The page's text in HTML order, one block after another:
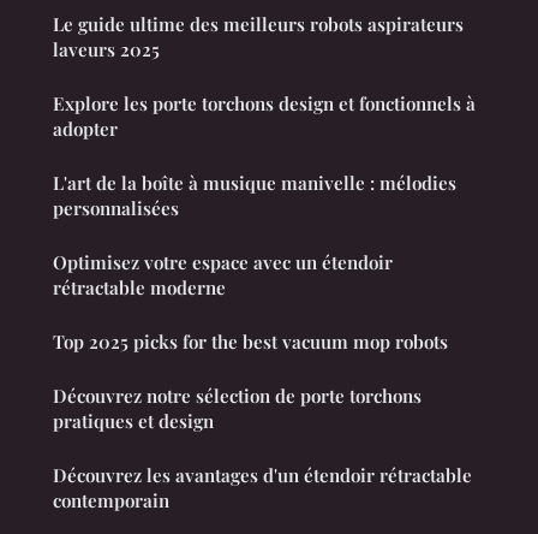
Le guide ultime des meilleurs robots aspirateurs
laveurs 2025
Explore les porte torchons design et fonctionnels à
adopter
L'art de la boîte à musique manivelle : mélodies
personnalisées
Optimisez votre espace avec un étendoir
rétractable moderne
Top 2025 picks for the best vacuum mop robots
Découvrez notre sélection de porte torchons
pratiques et design
Découvrez les avantages d'un étendoir rétractable
contemporain